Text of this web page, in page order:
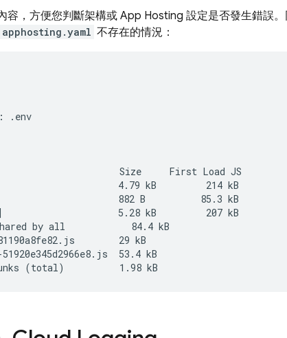
容，方便您判斷架構或 App Hosting 設定是否發生錯誤
apphosting.yaml 不存在的情況：
.env
Size     First Load JS
4.79 kB         214 kB
882 B          85.3 kB
5.28 kB         207 kB
by all            84.4 kB
29 kB
53.4 kB